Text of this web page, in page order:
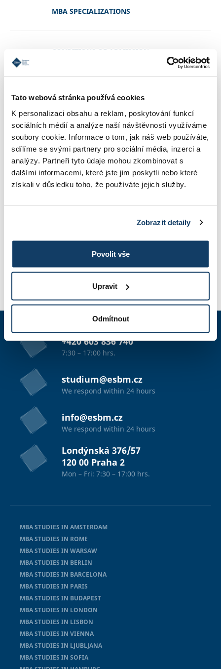
Tato webová stránka používá cookies
K personalizaci obsahu a reklam, poskytování funkcí
sociálních médií a analýze naší návštěvnosti využíváme
soubory cookie. Informace o tom, jak náš web používáte,
sdílíme se svými partnery pro sociální média, inzerci a
analýzy. Partneři tyto údaje mohou zkombinovat s
dalšími informacemi, které jste jim poskytli nebo které
získali v důsledku toho, že používáte jejich služby.
Zobrazit detaily
Povolit vše
Upravit
Odmítnout
MBA SPECIALIZATIONS
CONDITIONS OF ADMISSION
CONTACT
STUDY INFORMATIONS
PHOTO GALLERY
APPLICATION
+420 603 836 740
7:30 – 17:00 hrs.
studium@esbm.cz
We respond within 24 hours
info@esbm.cz
We respond within 24 hours
Londýnská 376/57
120 00 Praha 2
Mon – Fri: 7:30 – 17:00 hrs.
MBA STUDIES IN AMSTERDAM
MBA STUDIES IN ROME
MBA STUDIES IN WARSAW
MBA STUDIES IN BERLIN
MBA STUDIES IN BARCELONA
MBA STUDIES IN PARIS
MBA STUDIES IN BUDAPEST
MBA STUDIES IN LONDON
MBA STUDIES IN LISBON
MBA STUDIES IN VIENNA
MBA STUDIES IN LJUBLJANA
MBA STUDIES IN SOFIA